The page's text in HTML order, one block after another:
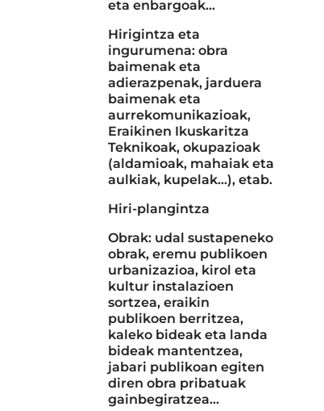
eta enbargoak…
Hirigintza eta
ingurumena: obra
baimenak eta
adierazpenak, jarduera
baimenak eta
aurrekomunikazioak,
Eraikinen Ikuskaritza
Teknikoak, okupazioak
(aldamioak, mahaiak eta
aulkiak, kupelak...), etab.
Hiri-plangintza
Obrak: udal sustapeneko
obrak, eremu publikoen
urbanizazioa, kirol eta
kultur instalazioen
sortzea, eraikin
publikoen berritzea,
kaleko bideak eta landa
bideak mantentzea,
jabari publikoan egiten
diren obra pribatuak
gainbegiratzea…